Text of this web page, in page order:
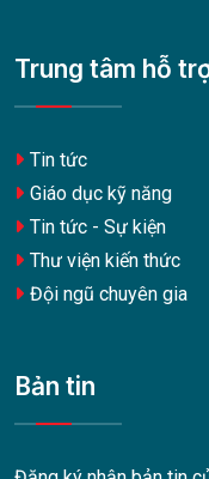
Trung tâm hỗ
Tin tức
Giáo dục kỹ năng
Tin tức - Sự kiện
Thư viện kiến thức
Đội ngũ chuyên gia
Bản tin